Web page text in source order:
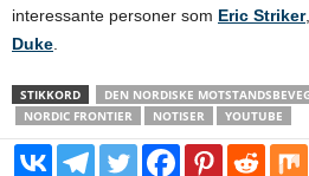
interessante personer som Eric Striker,
Duke
STIKKORD DEN NORDISKE
NORDIC FRONTIER
NOTISER YOUTUBE